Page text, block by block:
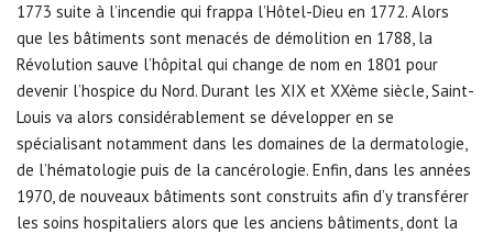
1773 suite à l’incendie qui frappa l’Hôtel-Dieu en 1772. Alors
que les bâtiments sont menacés de démolition en 1788, la
Révolution sauve l’hôpital qui change de nom en 1801 pour
devenir l’hospice du Nord. Durant les XIX et XXème siècle, Saint-
Louis va alors considérablement se développer en se
spécialisant notamment dans les domaines de la dermatologie,
de l’hématologie puis de la cancérologie. Enfin, dans les années
1970, de nouveaux bâtiments sont construits afin d’y transférer
les soins hospitaliers alors que les anciens bâtiments, dont la